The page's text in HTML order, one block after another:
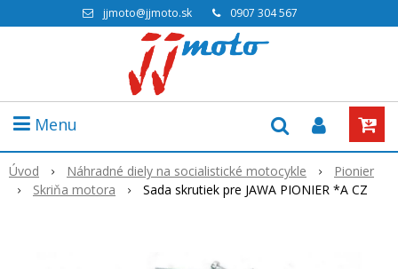
jjmoto@jjmoto.sk 0907 304 567
Menu
Úvod Náhradné diely na socialistické motocykle
Pionier
Skriňa motora
Sada skrutiek pre JAWA PIONIER *A CZ